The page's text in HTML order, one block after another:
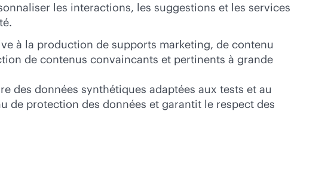
les interactions, les suggestions et les services
à la production de supports marketing, de contenu
de contenus convaincants et pertinents à grande
des données synthétiques adaptées aux tests et au
de protection des données et garantit le respect des